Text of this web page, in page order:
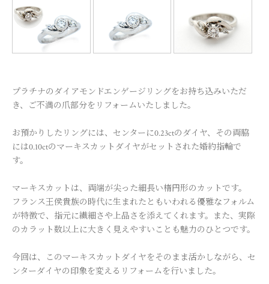
プラチナのダイアモンドエンゲージリングをお持ち込みいただ
き、ご不満の爪部分をリフォームいたしました。
お預かりしたリングには、センターに0.23ctのダイヤ、その両脇
には0.10ctのマーキスカットダイヤがセットされた婚約指輪で
す。
マーキスカットは、両端が尖った細長い楕円形のカットです。
フランス王侯貴族の時代に生まれたともいわれる優雅なフォルム
が特徴で、指元に繊細さや上品さを添えてくれます。また、実際
のカラット数以上に大きく見えやすいことも魅力のひとつです。
今回は、このマーキスカットダイヤをそのまま活かしながら、セ
ンターダイヤの印象を変えるリフォームを行いました。